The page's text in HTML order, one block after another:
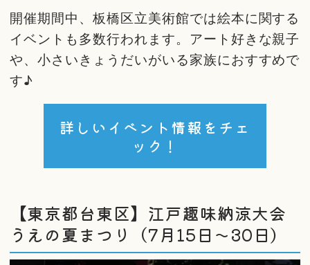
開催期間中、板橋区立美術館では絵本に関する
イベントも多数行われます。アート好きな親子
や、小さいきょうだいがいる家族におすすめで
す♪
詳しいイベント情報をチェ
ック！
【東京都台東区】江戸趣味納涼大会
うえの夏まつり（7月15日～30日）